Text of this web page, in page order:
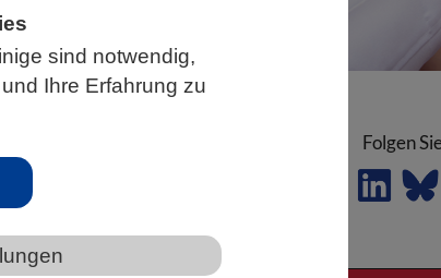
sind notwendig,
Ihre Erfahrung zu
der
Folgen